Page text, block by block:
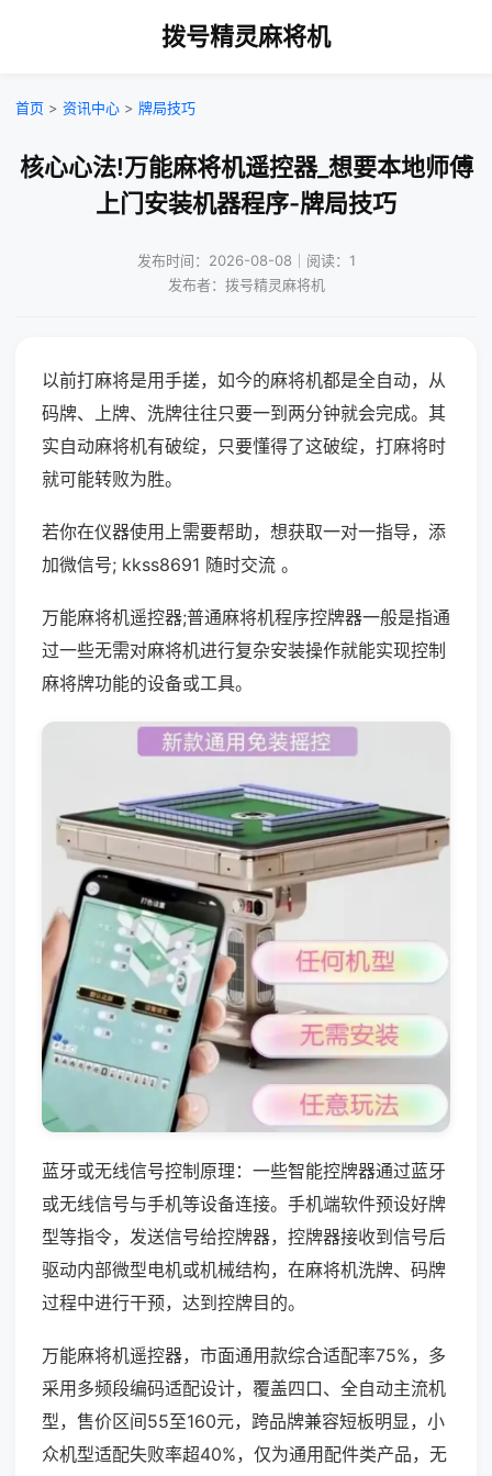
拨号精灵麻将机
首页 > 资讯中心 > 牌局技巧
核心心法!万能麻将机遥控器_想要本地师傅
上门安装机器程序-牌局技巧
发布时间：2026-08-08｜阅读：1
发布者：拨号精灵麻将机
以前打麻将是用手搓，如今的麻将机都是全自动，从
码牌、上牌、洗牌往往只要一到两分钟就会完成。其
实自动麻将机有破绽，只要懂得了这破绽，打麻将时
就可能转败为胜。
若你在仪器使用上需要帮助，想获取一对一指导，添
加微信号; kkss8691 随时交流 。
万能麻将机遥控器;普通麻将机程序控牌器一般是指通
过一些无需对麻将机进行复杂安装操作就能实现控制
麻将牌功能的设备或工具。
蓝牙或无线信号控制原理：一些智能控牌器通过蓝牙
或无线信号与手机等设备连接。手机端软件预设好牌
型等指令，发送信号给控牌器，控牌器接收到信号后
驱动内部微型电机或机械结构，在麻将机洗牌、码牌
过程中进行干预，达到控牌目的。
万能麻将机遥控器，市面通用款综合适配率75%，多
采用多频段编码适配设计，覆盖四口、全自动主流机
型，售价区间55至160元，跨品牌兼容短板明显，小
众机型适配失败率超40%，仅为通用配件类产品，无